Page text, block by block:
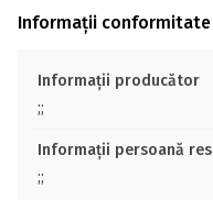
Informații
Informații producător
;;
Informații persoană
;;